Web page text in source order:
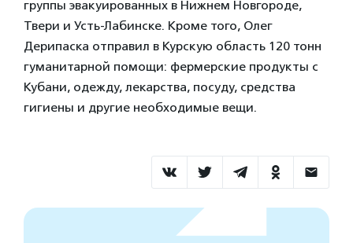
группы эвакуированных в Нижнем Новгороде,
Твери и Усть-Лабинске. Кроме того, Олег
Дерипаска отправил в Курскую область 120 тонн
гуманитарной помощи: фермерские продукты с
Кубани, одежду, лекарства, посуду, средства
гигиены и другие необходимые вещи.